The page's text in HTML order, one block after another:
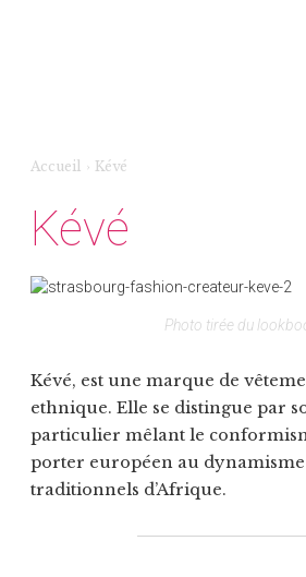
Accueil › Kévé
Kévé
Photo tirée du
Kévé, est une marque de
ethnique. Elle se distingue par
particulier mêlant le
porter européen au dynamisme
traditionnels d’Afrique.